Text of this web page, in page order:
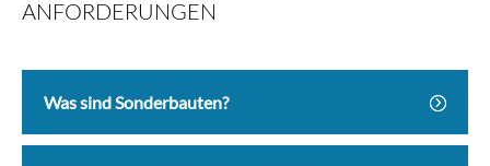
ANFORDERUNGEN
Was sind Sonderbauten?